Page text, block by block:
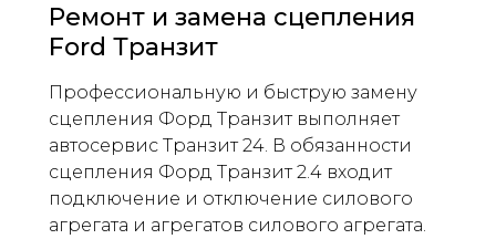
Ремонт и замена сцепления
Ford Транзит
Профессиональную и быструю замену
сцепления Форд Транзит выполняет
автосервис Транзит 24. В обязанности
сцепления Форд Транзит 2.4 входит
подключение и отключение силового
агрегата и агрегатов силового агрегата.